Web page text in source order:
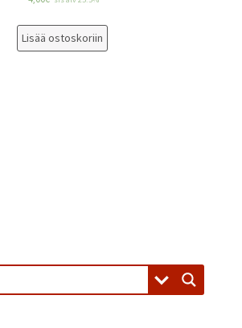
Lisää ostoskoriin